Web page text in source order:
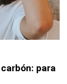
para